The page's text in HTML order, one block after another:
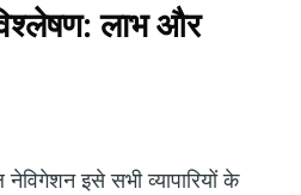
लाभ और
इसे सभी व्यापारियों के